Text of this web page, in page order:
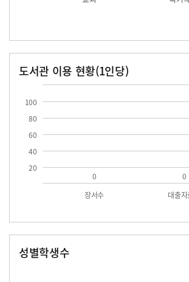
도서관 이용 현황(1인당)
20
40
60
80
100
장서수 대출
0 0
성별학생수